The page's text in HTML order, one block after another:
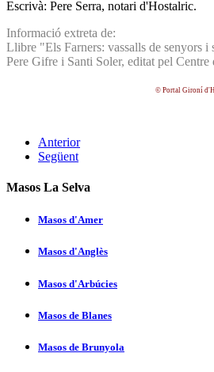
Escrivà: Pere Serra, notari d'Hostalric.
Informació extreta de:
Llibre "Els Farners: vassalls de senyors i
Pere Gifre i Santi Soler, editat pel Centre
© Portal Gironí­
Anterior
Següent
Masos La Selva
Masos d'Amer
Masos d'Anglès
Masos d'Arbúcies
Masos de Blanes
Masos de Brunyola